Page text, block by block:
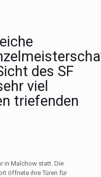
des SF
viel
triefenden
in Malchow statt. Die
öffnete ihre Türen für